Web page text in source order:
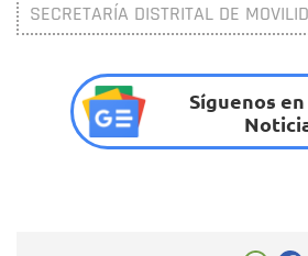
SECRETARÍA DISTRITAL DE
Síguenos